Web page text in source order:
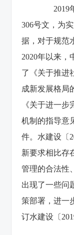
2019
306号文，为
据，对于规范
2020年以来，
了《关于推进
成新发展格局
《关于进一
机制的指导意
件。水建设〔
新要求相比存
管理的合法性
出现了一些问
策部署，进一
订水建设〔